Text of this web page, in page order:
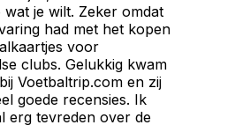
wat je wilt. Zeker omdat
had met het kopen
voor
clubs. Gelukkig kwam
Voetbaltrip.com en zij
goede recensies. Ik
erg tevreden over de